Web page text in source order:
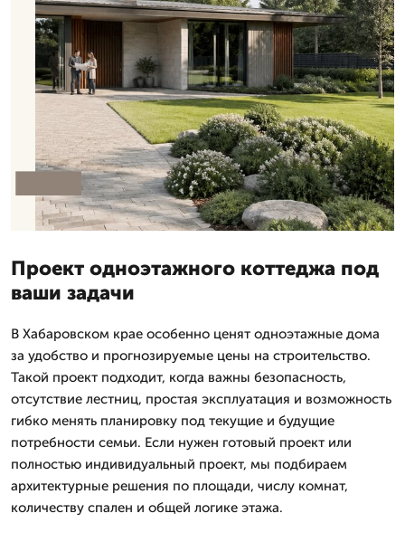
Проект одноэтажного коттеджа под
ваши задачи
В Хабаровском крае особенно ценят одноэтажные дома
за удобство и прогнозируемые цены на строительство.
Такой проект подходит, когда важны безопасность,
отсутствие лестниц, простая эксплуатация и возможность
гибко менять планировку под текущие и будущие
потребности семьи. Если нужен готовый проект или
полностью индивидуальный проект, мы подбираем
архитектурные решения по площади, числу комнат,
количеству спален и общей логике этажа.